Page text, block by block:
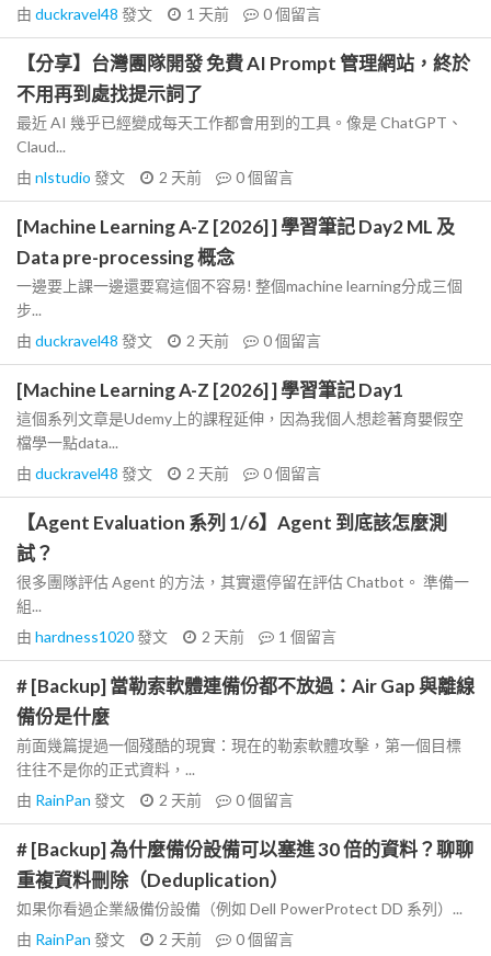
由 duckravel48 發文 1 天前 0個留言
【分享】台灣團隊開發 免費 AI Prompt 管理網站，終於
不用再到處找提示詞了
最近 AI 幾乎已經變成每天工作都會用到的工具。像是 ChatGPT、
Claud...
由 nlstudio 發文 2 天前 0個留言
[Machine Learning A-Z [2026] ] 學習筆記 Day2 ML 及
Data pre-processing 概念
一邊要上課一邊還要寫這個不容易! 整個machine learning分成三個
步...
由 duckravel48 發文 2 天前 0個留言
[Machine Learning A-Z [2026] ] 學習筆記 Day1
這個系列文章是Udemy上的課程延伸，因為我個人想趁著育嬰假空
檔學一點data...
由 duckravel48 發文 2 天前 0個留言
【Agent Evaluation 系列 1/6】Agent 到底該怎麼測
試？
很多團隊評估 Agent 的方法，其實還停留在評估 Chatbot。 準備一
組...
由 hardness1020發文 2 天前 1 個留言
# [Backup] 當勒索軟體連備份都不放過：Air Gap 與離線
備份是什麼
前面幾篇提過一個殘酷的現實：現在的勒索軟體攻擊，第一個目標
往往不是你的正式資料，...
由 RainPan 發文 2 天前 0個留言
# [Backup] 為什麼備份設備可以塞進 30 倍的資料？聊聊
重複資料刪除（Deduplication）
如果你看過企業級備份設備（例如 Dell PowerProtect DD 系列）...
由 RainPan 發文 2 天前 0個留言